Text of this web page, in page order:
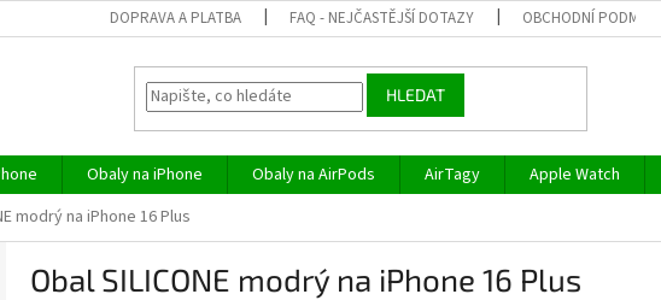
DOPRAVA A PLATBA FAQ - NEJČASTĚJŠÍ DOTAZY OBCHODNÍ PODMÍNKY
HLEDAT
Obaly na iPhone Obaly na AirPods AirTagy Apple Watch
modrý na iPhone 16 Plus
Obal SILICONE modrý na iPhone 16 Plus